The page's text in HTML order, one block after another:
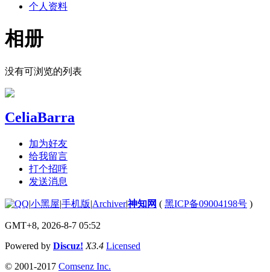
个人资料
相册
没有可浏览的列表
CeliaBarra
加为好友
给我留言
打个招呼
发送消息
|小黑屋|手机版|Archiver|神知网 ( 黑ICP备09004198号 )
GMT+8, 2026-8-7 05:52
Powered by Discuz! X3.4 Licensed
© 2001-2017 Comsenz Inc.